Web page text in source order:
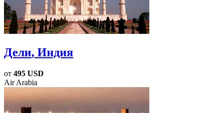
Дели, Индия
от 495 USD
Air Arabia